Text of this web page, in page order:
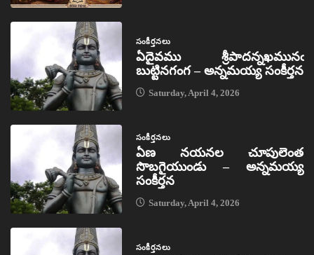
సంకీర్తనలు
ఏదైవము శ్రీపాదన్నఖమునఁ
బుట్టినగంగ – అన్నమయ్య సంకీర్తన
Saturday, April 4, 2026
సంకీర్తనలు
ఏణ నయనల చూపులెంత
సొబగైయుండు – అన్నమయ్య
సంకీర్తన
Saturday, April 4, 2026
సంకీర్తనలు